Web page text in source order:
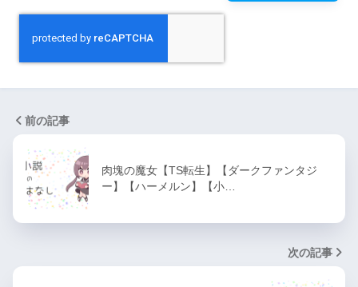
前の記事
肉塊の魔女【TS転生】【ダークファンタジ
ー】【ハーメルン】【小…
次の記事